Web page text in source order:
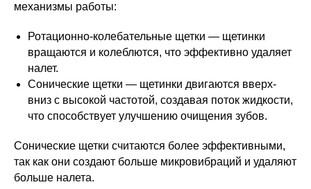
механизмы работы:
Ротационно-колебательные щетки — щетинки
вращаются и колеблются, что эффективно удаляет
налет.
Сонические щетки — щетинки двигаются вверх-
вниз с высокой частотой, создавая поток жидкости,
что способствует улучшению очищения зубов.
Сонические щетки считаются более эффективными,
так как они создают больше микровибраций и удаляют
больше налета.